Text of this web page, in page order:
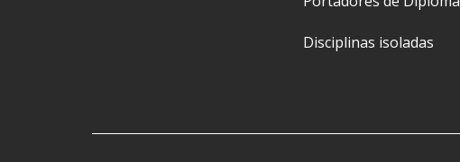
Disciplinas isoladas